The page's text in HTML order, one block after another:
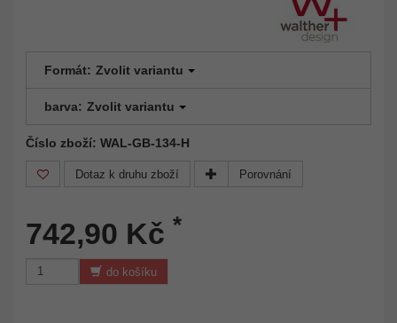
Formát: Zvolit variantu
barva: Zvolit variantu
Číslo zboží: WAL-GB-134-H
Dotaz k druhu zboží Porovnání
742,90 Kč *
do košíku